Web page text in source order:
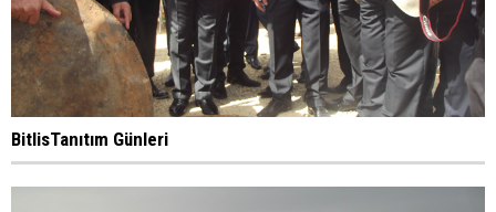
BitlisTanıtım Günleri